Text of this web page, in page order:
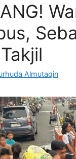
Almutaqin